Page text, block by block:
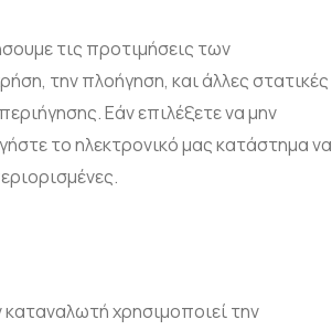
τις προτιμήσεις των
την πλοήγηση, και άλλες στατικές
Εάν επιλέξετε να μην
το ηλεκτρονικό μας κατάστημα να
χρησιμοποιεί την